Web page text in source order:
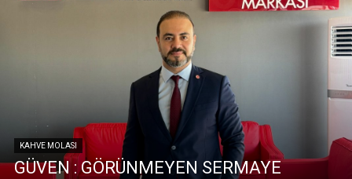
KAHVE MOLASI
GÜVEN : GÖRÜNMEYEN SERMAYE